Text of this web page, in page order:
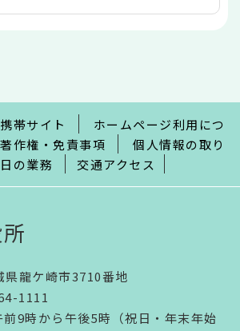
携帯サイト
ホームページ利用につ
作権・免責事項
個人情報の取り
の業務 交通アクセス
龍ケ崎市3710番地
1111
前9時から午後5時（祝日・年末年始